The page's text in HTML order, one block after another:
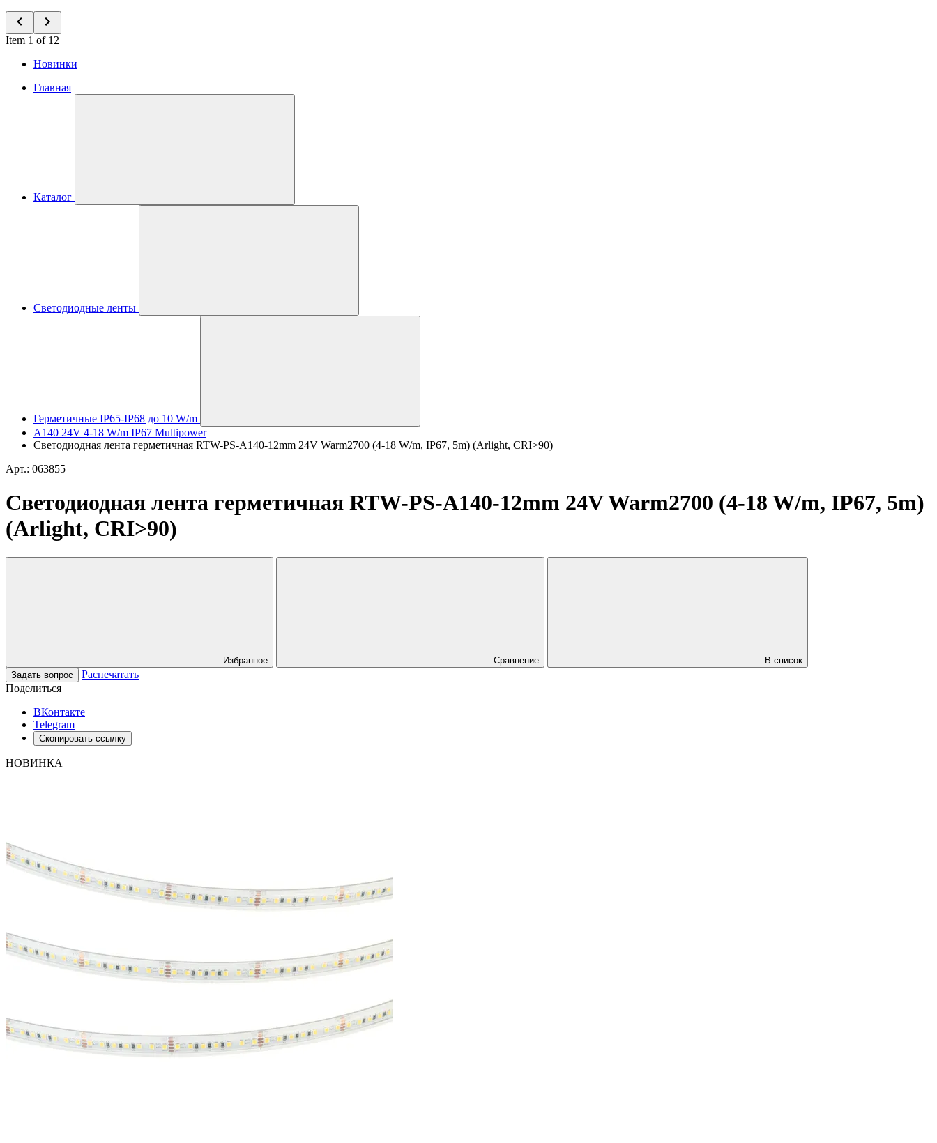
Item 1 of 12
Новинки
Главная
Каталог
Светодиодные ленты
Герметичные IP65-IP68 до 10 W/m
A140 24V 4-18 W/m IP67 Multipower
Светодиодная лента герметичная RTW-PS-A140-12mm 24V Warm2700 (4-18 W/m, IP67, 5m) (Arlight, CRI>90)
Арт.: 063855
Светодиодная лента герметичная RTW-PS-A140-12mm 24V Warm2700 (4-18 W/m, IP67, 5m)
(Arlight, CRI>90)
Избранное Сравнение
В список
Задать вопрос
Распечатать
Поделиться
ВКонтакте
Telegram
Скопировать ссылку
НОВИНКА